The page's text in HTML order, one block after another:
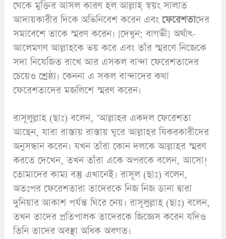
থেকে মুক্তির আসল কারণ হল আল্লাহ্ স্বয়ং সালাত
আদায়কারীর দিকে অভিনিবেশ করেন এবংফেরেশতাদের
সমাবেশে তাকে স্মরণ করেন। [দেখুন: বাগভী] অর্থাৎ-
আলেমগণ আল্লাহকে ভয় করে এবং তাঁর স্মরণে নিজেকে
সদা নিযেজিত রাখে আর এসকল বান্দা ফেরেশতাদের
চেয়েও শ্রেষ্ঠ্য। কেননা এ সকল বান্দাদের কথা
ফেরেশতাদের মজলিশে স্মরণ করেন।
রাসূলুল্লাহ (ছাঃ) বলেন, ‘আল্লাহর একদল ফেরেশতা
আছেন, যারা রাস্তায় রাস্তায় ঘুরে আল্লাহর যিকরকারীদের
অনুসন্ধান করেন। যখন তাঁরা কোন দলকে আল্লাহর স্মরণ
করতে দেখেন, তখন তাঁরা একে অপরকে বলেন, আসো!
তোমাদের কাম্য বস্তু এখানেই। রাসূল (ছাঃ) বলেন,
অতঃপর ফেরেশতারা তাদেরকে নিজ নিজ ডানা দ্বারা
দুনিয়ার আকাশ পর্যন্ত ঘিরে নেয়। রাসূলুল্লাহ (ছাঃ) বলেন,
তখন তাদের প্রতিপালক তাদেরকে জিজ্ঞেস করেন যদিও
তিনি তাদের অবস্থা অধিক অবগত।